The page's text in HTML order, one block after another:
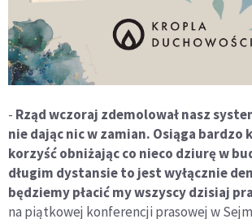
- Rząd wczoraj zdemolował nasz
nie dając nic w zamian. Osiąga bardzo
korzyść obniżając co nieco dziurę w
długim dystansie to jest wyłącznie
będziemy płacić my wszyscy dzisiaj
na piątkowej konferencji prasowej w